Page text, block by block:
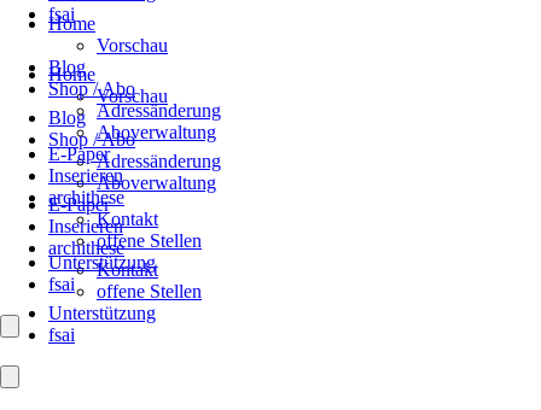
fsai
Home
Vorschau
Blog
Shop / Abo
Adressänderung
Aboverwaltung
E-Paper
Inserieren
archithese
Kontakt
offene Stellen
Unterstützung
fsai
Home
Vorschau
Blog
Shop / Abo
Adressänderung
Aboverwaltung
E-Paper
Inserieren
archithese
Kontakt
offene Stellen
Unterstützung
fsai